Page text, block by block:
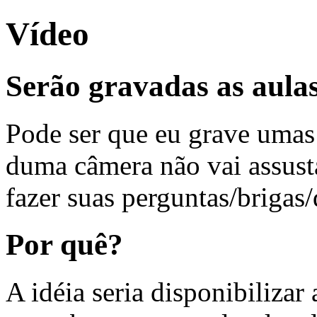
Vídeo
Serão gravadas as
Pode ser que eu grave
duma câmera não vai
fazer suas perguntas/
Por quê?
A idéia seria disponibilizar